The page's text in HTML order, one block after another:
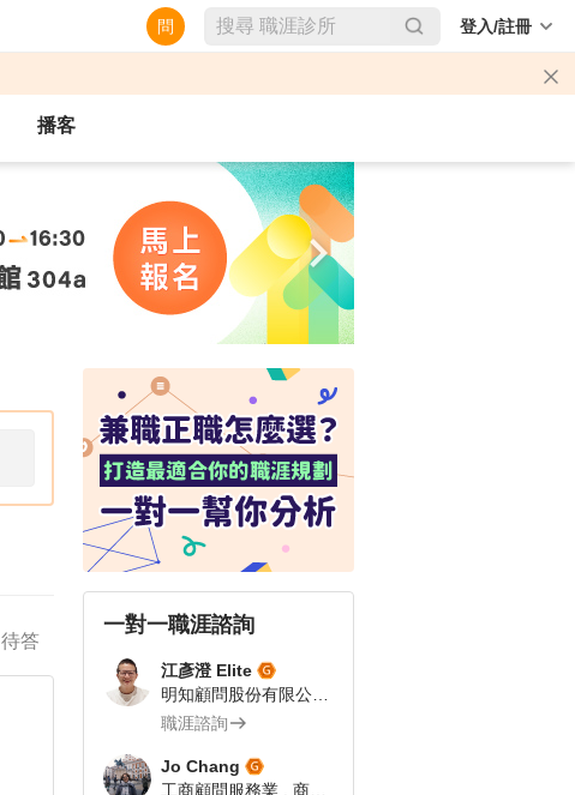
問 登入/註冊
播客
待答
一對一職涯諮詢
江彥澄 Elite
職涯諮詢
Jo Chang